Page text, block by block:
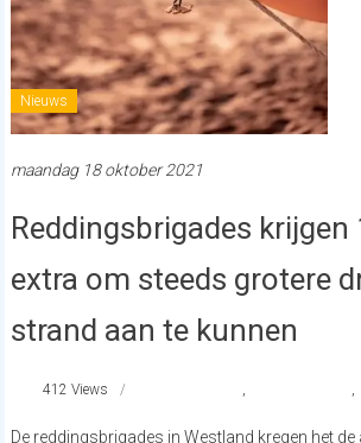
Nieuws
maandag 18 oktober 2021
Reddingsbrigades krijgen
extra om steeds grotere
strand aan te kunnen
412 Views , ,
De reddingsbrigades in Westland kregen het